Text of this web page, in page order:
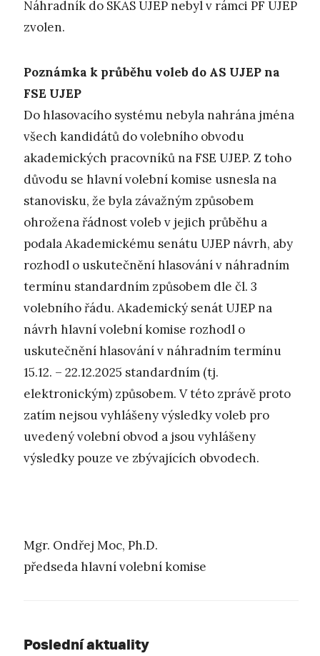
Náhradník do SKAS UJEP nebyl v rámci PF UJEP
zvolen.
Poznámka k průběhu voleb do AS UJEP na
FSE UJEP
Do hlasovacího systému nebyla nahrána jména
všech kandidátů do volebního obvodu
akademických pracovníků na FSE UJEP. Z toho
důvodu se hlavní volební komise usnesla na
stanovisku, že byla závažným způsobem
ohrožena řádnost voleb v jejich průběhu a
podala Akademickému senátu UJEP návrh, aby
rozhodl o uskutečnění hlasování v náhradním
termínu standardním způsobem dle čl. 3
volebního řádu. Akademický senát UJEP na
návrh hlavní volební komise rozhodl o
uskutečnění hlasování v náhradním termínu
15.12. – 22.12.2025 standardním (tj.
elektronickým) způsobem. V této zprávě proto
zatím nejsou vyhlášeny výsledky voleb pro
uvedený volební obvod a jsou vyhlášeny
výsledky pouze ve zbývajících obvodech.
Mgr. Ondřej Moc, Ph.D.
předseda hlavní volební komise
Poslední aktuality